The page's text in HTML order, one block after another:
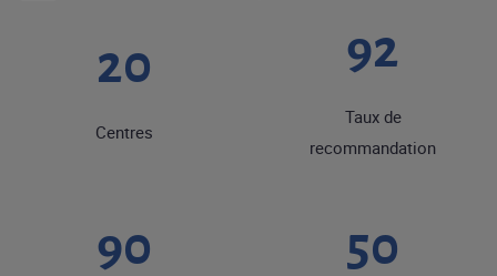
20
Centres
92
Taux de
recommandation
90 50